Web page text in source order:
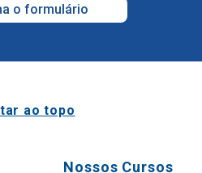
o formulário
ao topo
Nossos Cursos